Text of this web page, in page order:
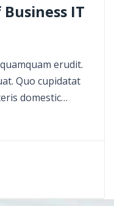
IT
erudit.
Quo cupidatat
domestic…